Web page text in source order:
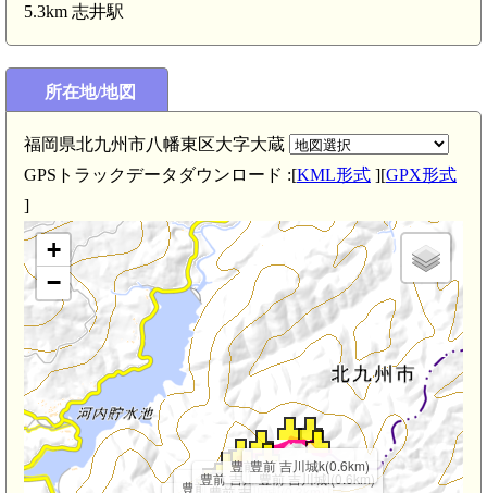
5.3km 志井駅
所在地/地図
福岡県北九州市八幡東区大字大蔵
GPSトラックデータダウンロード :[KML形式 ][GPX形式
]
豊前 吉川城f(0.2km)
豊前 吉川城h(0.3km)
豊前 吉川城j(0.5km)
豊前 吉川城l(0.6km)
豊前 吉川城k(0.6km)
+
−